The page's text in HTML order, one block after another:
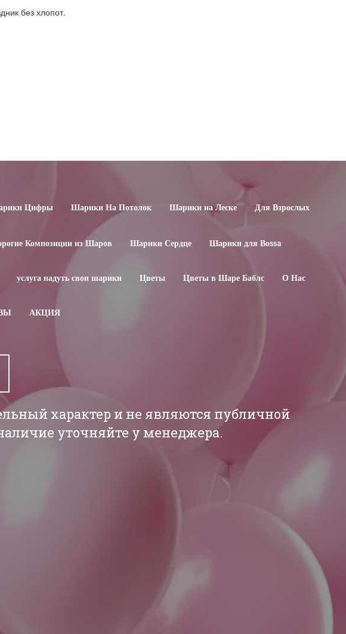
без хлопот.
Цифры Шарики На Потолок Шарики на Леске Для Взрослых
Композиции из Шаров Шарики Сердце Шарики для Воssa
услуга надуть свои шарики Цветы Цветы в Шаре Баблс О Нас
АКЦИЯ
характер и не являются публичной
уточняйте у менеджера.